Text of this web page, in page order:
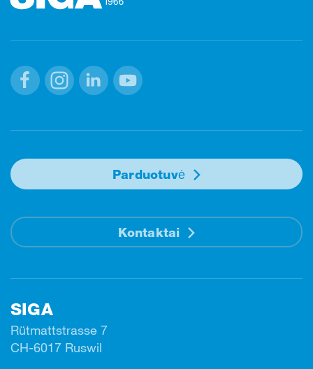
Parduotuvė
Kontaktai
SIGA
Rütmattstrasse 7
CH-6017 Ruswil